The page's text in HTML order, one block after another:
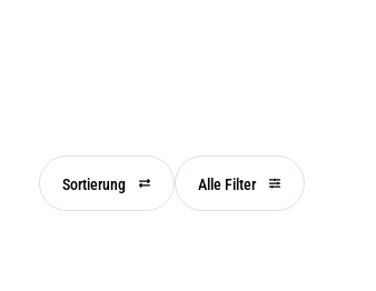
Sortierung Alle Filter